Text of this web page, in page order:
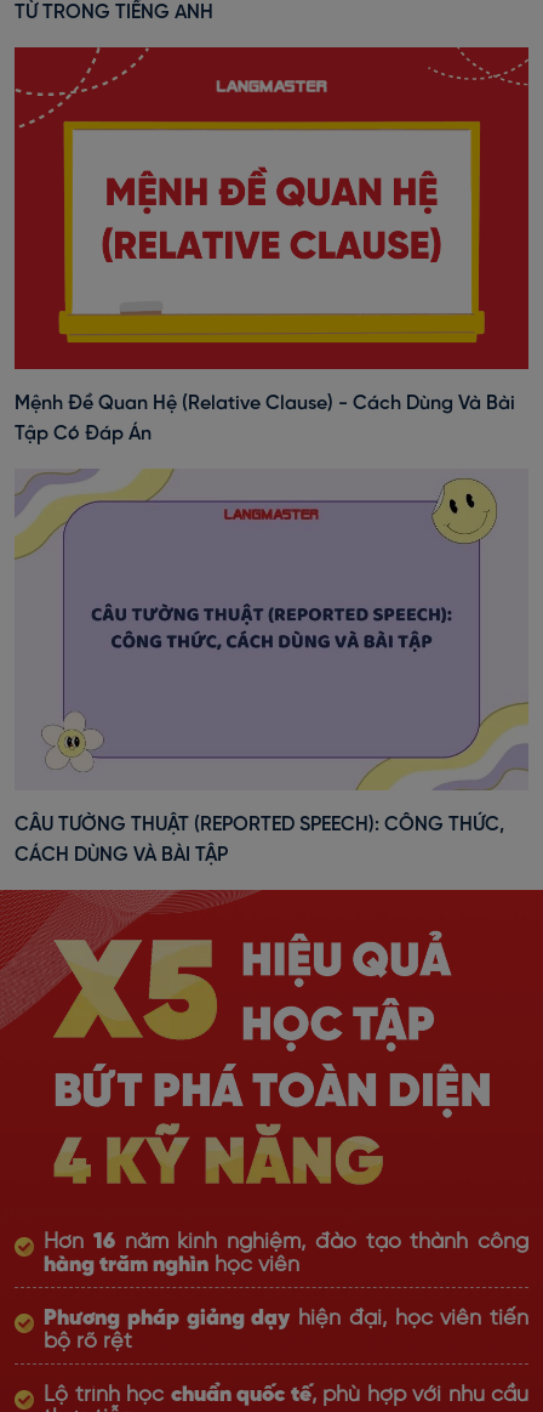
TỪ TRONG TIẾNG ANH
Mệnh Đề Quan Hệ (Relative Clause) - Cách Dùng Và Bài
Tập Có Đáp Án
CÂU TƯỜNG THUẬT (REPORTED SPEECH): CÔNG THỨC,
CÁCH DÙNG VÀ BÀI TẬP
Hơn 16năm kinh nghiệm, đào tạo thành công
hàng trăm nghìn học viên
Phương pháp giảng dạy hiện đại, học viên tiến
bộ rõ rệt
Lộ trình học chuẩn quốc tế, phù hợp với nhu cầu